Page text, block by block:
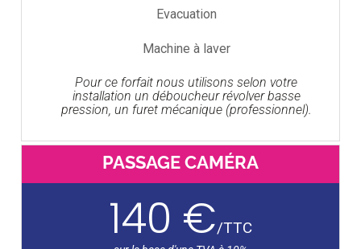
Evacuation
Machine à laver
Pour ce forfait nous utilisons selon votre
installation un déboucheur révolver basse
pression, un furet mécanique (professionnel).
PASSAGE CAMÉRA
140 €/TTC